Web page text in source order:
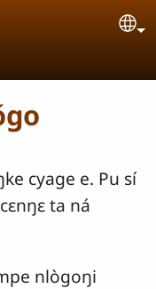
cyage e. Pu sí
ta ná
nlògoŋi